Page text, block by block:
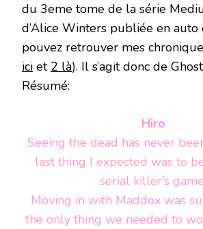
du 3eme tome de la série
d’Alice Winters publiée en auto
pouvez retrouver mes
ici et 2 là). Il s’agit donc de
Résumé:
Hiro
Seeing the dead has never
last thing I expected was to
serial killer’s
Moving in with Maddox was
the only thing we needed to